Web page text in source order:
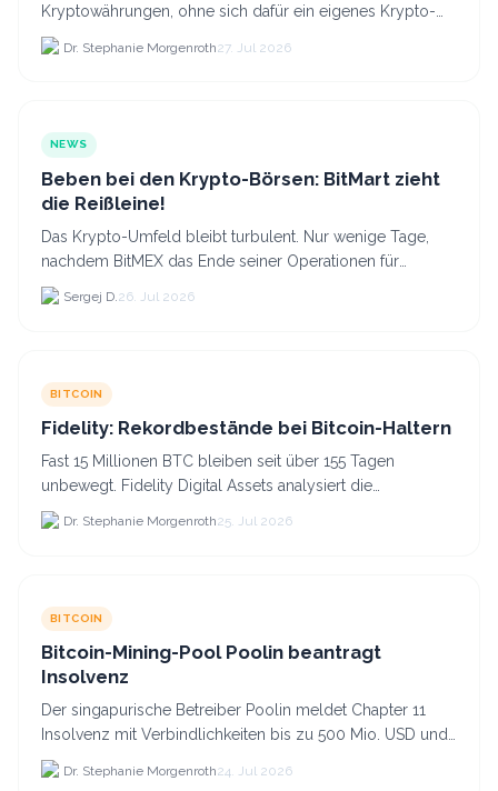
Kryptowährungen, ohne sich dafür ein eigenes Krypto-
Wallet einrichten zu müssen. Dazu kommt, dass viele
nicht nur Bitcoin h...
Dr. Stephanie Morgenroth27. Jul 2026
NEWS
Beben bei den Krypto-Börsen: BitMart zieht
die Reißleine!
Das Krypto-Umfeld bleibt turbulent. Nur wenige Tage,
nachdem BitMEX das Ende seiner Operationen für
September 2026 bekannt gegeben hat, zieht nun die
nächste gr...
Sergej D.26. Jul 2026
BITCOIN
Fidelity: Rekordbestände bei Bitcoin-Haltern
Fast 15 Millionen BTC bleiben seit über 155 Tagen
unbewegt. Fidelity Digital Assets analysiert die
Anlegerüberzeugung trotz Kursverlusten und einem
BTC-Preis.
Dr. Stephanie Morgenroth25. Jul 2026
BITCOIN
Bitcoin-Mining-Pool Poolin beantragt
Insolvenz
Der singapurische Betreiber Poolin meldet Chapter 11
Insolvenz mit Verbindlichkeiten bis zu 500 Mio. USD und
plant den Verkauf zweier Texas-Standorte für.
Dr. Stephanie Morgenroth24. Jul 2026